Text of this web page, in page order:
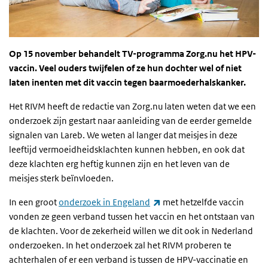
Op 15 november behandelt TV-programma Zorg.nu het HPV-
vaccin. Veel ouders twijfelen of ze hun dochter wel of niet
laten inenten met dit vaccin tegen baarmoederhalskanker.
Het RIVM heeft de redactie van Zorg.nu laten weten dat we een
onderzoek zijn gestart naar aanleiding van de eerder gemelde
signalen van Lareb. We weten al langer dat meisjes in deze
leeftijd vermoeidheidsklachten kunnen hebben, en ook dat
deze klachten erg heftig kunnen zijn en het leven van de
meisjes sterk beïnvloeden.
In een grootonderzoek in Engeland (externe link)
met hetzelfde vaccin
vonden ze geen verband tussen het vaccin en het ontstaan van
de klachten. Voor de zekerheid willen we dit ook in Nederland
onderzoeken. In het onderzoek zal het RIVM proberen te
achterhalen of er een verband is tussen de HPV-vaccinatie en